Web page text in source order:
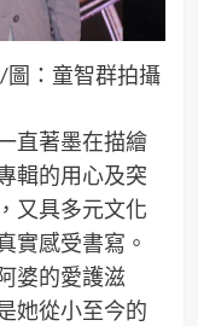
：童智群拍攝
直著墨在描繪
輯的用心及突
又具多元文化
實感受書寫。
婆的愛護滋
她從小至今的